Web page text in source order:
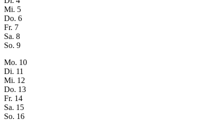
Mi. 5
Do. 6
Fr. 7
Sa. 8
So. 9
Mo. 10
Di. 11
Mi. 12
Do. 13
Fr. 14
Sa. 15
So. 16